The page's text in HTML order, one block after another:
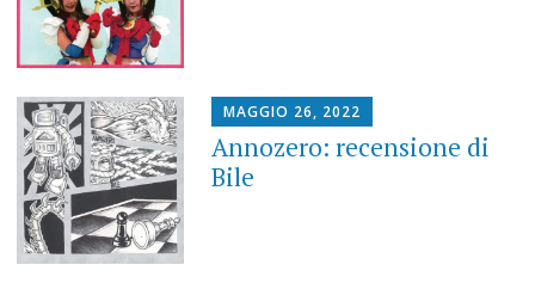
MAGGIO 26, 2022
Annozero: recensione di
Bile